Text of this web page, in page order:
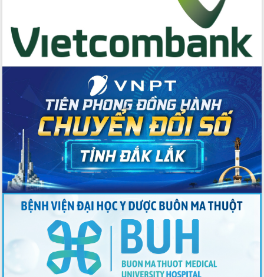
định đời sống Nhân dân sau bão số 13
Bí thư Tỉnh ủy Lương Nguyễn Minh
Triết dự Ngày hội đại đoàn kết tại
Buôn Đăk Tuôr, xã Cư Pui
Khởi công xây dựng Trường Phổ thông
nội trú liên cấp tiểu học và THCS xã Ia
Phó Thủ tướng Chính phủ Mai Văn
Chính chia sẻ, động viên người dân
chịu ảnh hưởng nặng từ bão số 13
Chủ tịch UBND tỉnh kiểm tra công tác
phòng, chống bão số 13 tại các địa
bàn xung yếu
Tập trung đẩy nhanh giải ngân nguồn
vốn các chương trình mục tiêu quốc
Xã Ea H'leo giữ vững và nâng cao chất
lượng các tiêu chí nông thôn mới
Công bố quyết định của Ban Thường
vụ Tỉnh ủy về công tác cán bộ